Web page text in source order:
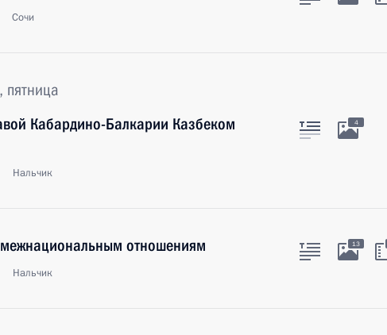
Сочи
Кабардино-Балкарии Казбеком
Нальчик
4
отношениям
Нальчик
13